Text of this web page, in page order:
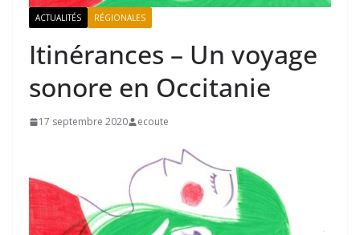
ACTUALITÉS RÉGIONALES
Itinérances – Un voyage
sonore en Occitanie
17 septembre 2020 ecoute